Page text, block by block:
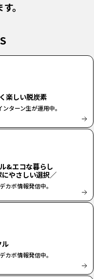
。
楽しい脱炭素
ターン生が運用中。
&エコな暮らし
やさしい選択／
カボ情報発信中。
ル
カボ情報発信中。